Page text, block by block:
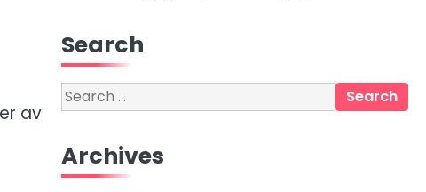
av
Search
Search
for:
Archives